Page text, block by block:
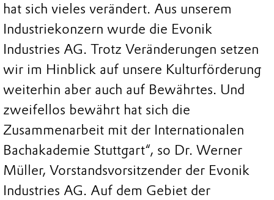
hat sich vieles verändert. Aus unserem
Industriekonzern wurde die Evonik
Industries AG. Trotz Veränderungen setzen
wir im Hinblick auf unsere Kulturförderung
weiterhin aber auch auf Bewährtes. Und
zweifellos bewährt hat sich die
Zusammenarbeit mit der Internationalen
Bachakademie Stuttgart“, so Dr. Werner
Müller, Vorstandsvorsitzender der Evonik
Industries AG. Auf dem Gebiet der